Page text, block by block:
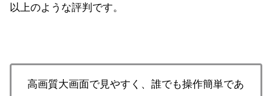
以上のような評判です。
高画質大画面で見やすく、誰でも操作簡単であ